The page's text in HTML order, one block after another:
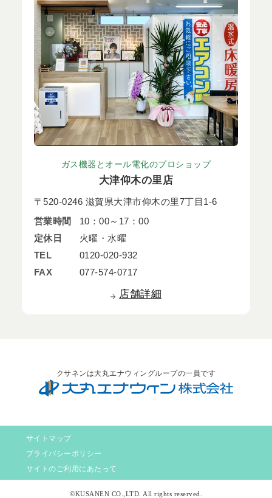
ガス機器とオール電化のプロショップ
大津仰木の里店
〒520-0246 滋賀県大津市仰木の里7丁目1-6
営業時間
10：00～17：00
定休日
火曜・水曜
TEL
0120-020-932
FAX
077-574-0717
店舗詳細
クサネンは大丸エナウィングループの一員です
サイトマップ
プライバシーポリシー
サイトのご利用にあたって
©KUSANEN CO.,LTD. All rights reserved.